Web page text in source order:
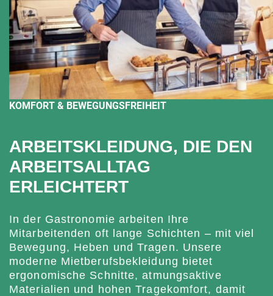
KOMFORT & BEWEGUNGSFREIHEIT
ARBEITSKLEIDUNG, DIE DEN
ARBEITSALLTAG
ERLEICHTERT
In der Gastronomie arbeiten Ihre
Mitarbeitenden oft lange Schichten – mit viel
Bewegung, Heben und Tragen. Unsere
moderne Mietberufsbekleidung bietet
ergonomische Schnitte, atmungsaktive
Materialien und hohen Tragekomfort, damit